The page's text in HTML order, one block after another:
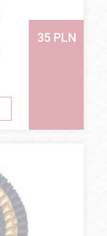
35 PLN